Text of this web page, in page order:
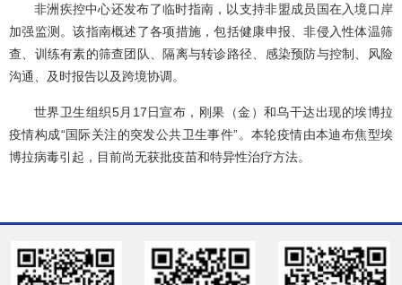
非洲疾控中心还发布了临时指南，以支持非盟成员国在入境口岸
加强监测。该指南概述了各项措施，包括健康申报、非侵入性体温筛
查、训练有素的筛查团队、隔离与转诊路径、感染预防与控制、风险
沟通、及时报告以及跨境协调。
世界卫生组织5月17日宣布，刚果（金）和乌干达出现的埃博拉
疫情构成“国际关注的突发公共卫生事件”。本轮疫情由本迪布焦型埃
博拉病毒引起，目前尚无获批疫苗和特异性治疗方法。